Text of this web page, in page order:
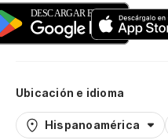
Ubicación e idioma
Hispanoamérica